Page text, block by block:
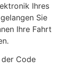
Ihres
Sie
Ihre Fahrt
Code